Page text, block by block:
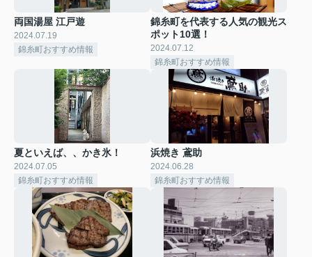
両国湯屋 江戸遊
2024.07.19
錦糸町おすすめ情報
錦糸町を代表する人気の観光ス
ポット10選！
2024.07.12
錦糸町おすすめ情報
夏といえば、、かき氷！
2024.07.05
錦糸町おすすめ情報
浜焼き 鳶助
2024.06.28
錦糸町おすすめ情報